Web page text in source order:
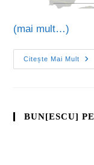
(mai mult…)
Citește Mai Mult
BUN[ESCU]